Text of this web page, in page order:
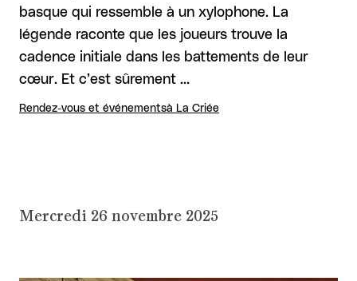
basque qui ressemble à un xylophone. La
légende raconte que les joueurs trouve la
cadence initiale dans les battements de leur
cœur. Et c’est sûrement …
Rendez-vous et événementsà La Criée
Mercredi 26 novembre 2025